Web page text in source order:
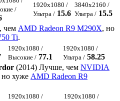
/
1920x1080 /
Ультра / 15.6
3840x2160 /
Ультра / 15.5
чем AMD Radeon R9 M290X, но
Ti.
1920x1080 /
Высокие / 77.1
1920x1080 /
Ультра / 58.25
(2014) Лучше, чем NVIDIA
но хуже AMD Radeon R9
1920x1080 /
1920x1080 /